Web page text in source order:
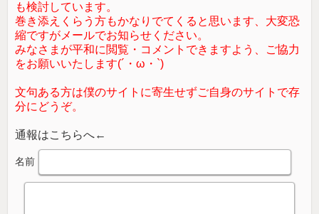
も検討しています。
巻き添えくらう方もかなりでてくると思います、大変恐
縮ですがメールでお知らせください。
みなさまが平和に閲覧・コメントできますよう、ご協力
をお願いいたします(´・ω・`)
文句ある方は僕のサイトに寄生せずご自身のサイトで存
分にどうぞ。
通報はこちらへ←
名前